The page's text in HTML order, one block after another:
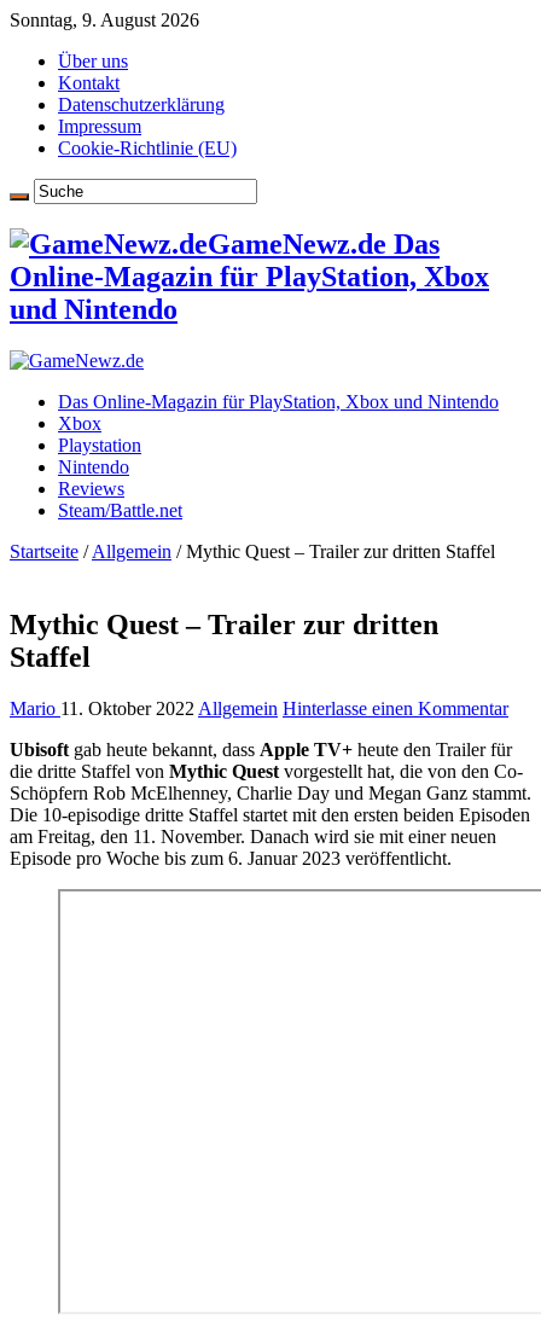
Sonntag, 9. August 2026
Über uns
Kontakt
Datenschutzerklärung
Impressum
Cookie-Richtlinie (EU)
GameNewz.de Das
Online-Magazin für PlayStation, Xbox
und Nintendo
Das Online-Magazin für PlayStation, Xbox und Nintendo
Xbox
Playstation
Nintendo
Reviews
Steam/Battle.net
Startseite / Allgemein / Mythic Quest – Trailer zur dritten Staffel
Mythic Quest – Trailer zur dritten
Staffel
Mario 11. Oktober 2022 Allgemein Hinterlasse einen Kommentar
Ubisoft gab heute bekannt, dass Apple TV+ heute den Trailer für
die dritte Staffel von Mythic Quest vorgestellt hat, die von den Co-
Schöpfern Rob McElhenney, Charlie Day und Megan Ganz stammt.
Die 10-episodige dritte Staffel startet mit den ersten beiden Episoden
am Freitag, den 11. November. Danach wird sie mit einer neuen
Episode pro Woche bis zum 6. Januar 2023 veröffentlicht.